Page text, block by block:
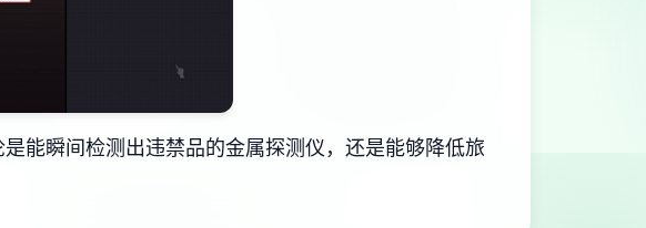
能瞬间检测出违禁品的金属探测仪，还是能够降低旅